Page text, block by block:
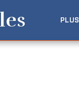
PLUS